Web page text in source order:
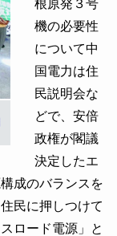
機の必要性
について中
国電力は住
民説明会な
どで、安倍
政権が閣議
決定したエ
成のバランスを
民に押しつけて
ロード電源」と